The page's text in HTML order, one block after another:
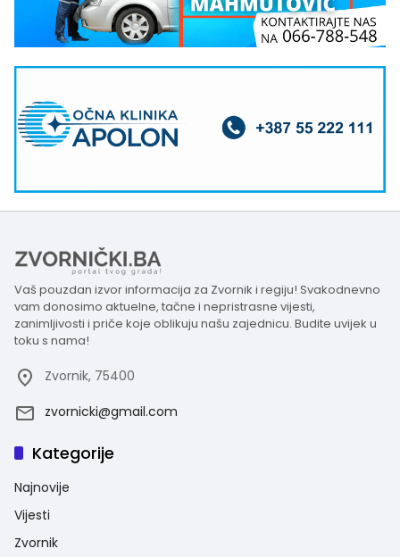
Vaš pouzdan izvor informacija za Zvornik i regiju! Svakodnevno
vam donosimo aktuelne, tačne i nepristrasne vijesti,
zanimljivosti i priče koje oblikuju našu zajednicu. Budite uvijek u
toku s nama!
Zvornik, 75400
zvornicki@gmail.com
Kategorije
Najnovije
Vijesti
Zvornik